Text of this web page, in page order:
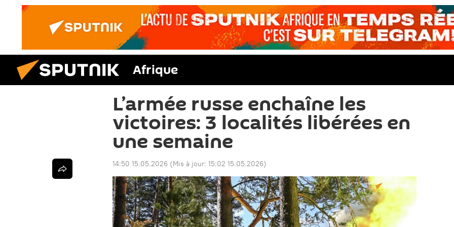
Afrique
L’armée russe enchaîne les
victoires: 3 localités libérées en
une semaine
14:50 15.05.2026 (Mis à jour: 15:02 15.05.2026)